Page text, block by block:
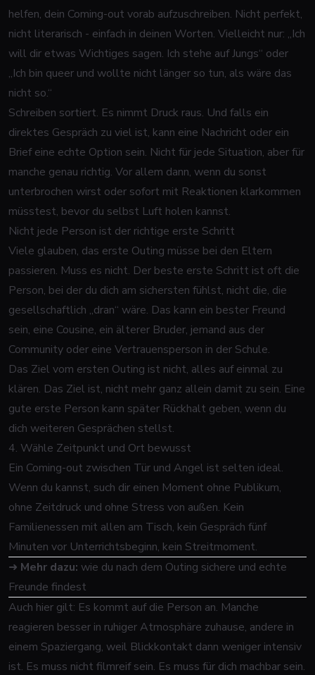
helfen, dein Coming-out vorab aufzuschreiben. Nicht perfekt,
nicht literarisch - einfach in deinen Worten. Vielleicht nur: „Ich
will dir etwas Wichtiges sagen. Ich stehe auf Jungs“ oder
„Ich bin queer und wollte nicht länger so tun, als wäre das
nicht so.“
Schreiben sortiert. Es nimmt Druck raus. Und falls ein
direktes Gespräch zu viel ist, kann eine Nachricht oder ein
Brief eine echte Option sein. Nicht für jede Situation, aber für
manche genau richtig. Vor allem dann, wenn du sonst
unterbrochen wirst oder sofort mit Reaktionen klarkommen
müsstest, bevor du selbst Luft holen kannst.
Nicht jede Person ist der richtige erste Schritt
Viele glauben, das erste Outing müsse bei den Eltern
passieren. Muss es nicht. Der beste erste Schritt ist oft die
Person, bei der du dich am sichersten fühlst, nicht die, die
gesellschaftlich „dran“ wäre. Das kann ein bester Freund
sein, eine Cousine, ein älterer Bruder, jemand aus der
Community oder eine Vertrauensperson in der Schule.
Das Ziel vom ersten Outing ist nicht, alles auf einmal zu
klären. Das Ziel ist, nicht mehr ganz allein damit zu sein. Eine
gute erste Person kann später Rückhalt geben, wenn du
dich weiteren Gesprächen stellst.
4. Wähle Zeitpunkt und Ort bewusst
Ein Coming-out zwischen Tür und Angel ist selten ideal.
Wenn du kannst, such dir einen Moment ohne Publikum,
ohne Zeitdruck und ohne Stress von außen. Kein
Familienessen mit allen am Tisch, kein Gespräch fünf
Minuten vor Unterrichtsbeginn, kein Streitmoment.
➜ Mehr dazu: wie du nach dem Outing sichere und echte
Freunde findest
Auch hier gilt: Es kommt auf die Person an. Manche
reagieren besser in ruhiger Atmosphäre zuhause, andere in
einem Spaziergang, weil Blickkontakt dann weniger intensiv
ist. Es muss nicht filmreif sein. Es muss für dich machbar sein.